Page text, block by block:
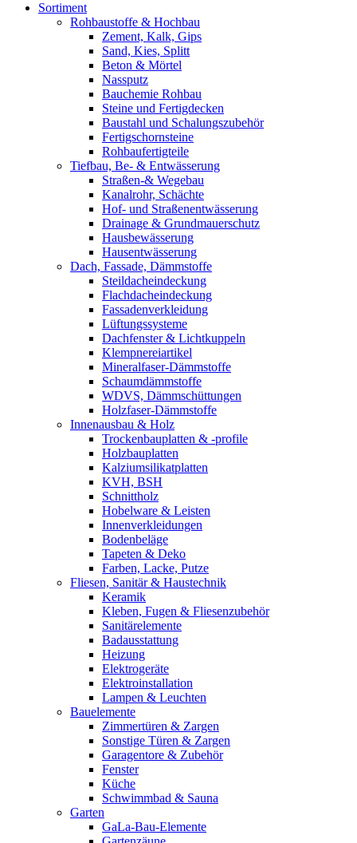
Sortiment
Rohbaustoffe & Hochbau
Zement, Kalk, Gips
Sand, Kies, Splitt
Beton & Mörtel
Nassputz
Bauchemie Rohbau
Steine und Fertigdecken
Baustahl und Schalungszubehör
Fertigschornsteine
Rohbaufertigteile
Tiefbau, Be- & Entwässerung
Straßen-& Wegebau
Kanalrohr, Schächte
Hof- und Straßenentwässerung
Drainage & Grundmauerschutz
Hausbewässerung
Hausentwässerung
Dach, Fassade, Dämmstoffe
Steildacheindeckung
Flachdacheindeckung
Fassadenverkleidung
Lüftungssysteme
Dachfenster & Lichtkuppeln
Klempnereiartikel
Mineralfaser-Dämmstoffe
Schaumdämmstoffe
WDVS, Dämmschüttungen
Holzfaser-Dämmstoffe
Innenausbau & Holz
Trockenbauplatten & -profile
Holzbauplatten
Kalziumsilikatplatten
KVH, BSH
Schnittholz
Hobelware & Leisten
Innenverkleidungen
Bodenbeläge
Tapeten & Deko
Farben, Lacke, Putze
Fliesen, Sanitär & Haustechnik
Keramik
Kleben, Fugen & Fliesenzubehör
Sanitärelemente
Badausstattung
Heizung
Elektrogeräte
Elektroinstallation
Lampen & Leuchten
Bauelemente
Zimmertüren & Zargen
Sonstige Türen & Zargen
Garagentore & Zubehör
Fenster
Küche
Schwimmbad & Sauna
Garten
GaLa-Bau-Elemente